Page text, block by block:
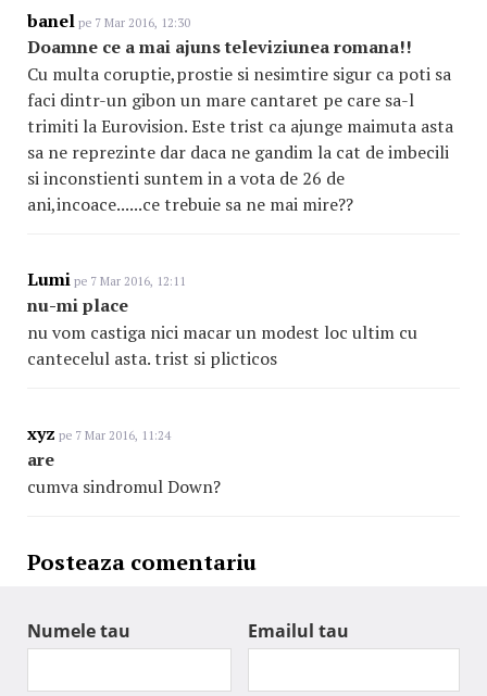
banel pe 7 Mar 2016, 12:30
Doamne ce a mai ajuns televiziunea romana!!
Cu multa coruptie,prostie si nesimtire sigur ca poti sa
faci dintr-un gibon un mare cantaret pe care sa-l
trimiti la Eurovision. Este trist ca ajunge maimuta asta
sa ne reprezinte dar daca ne gandim la cat de imbecili
si inconstienti suntem in a vota de 26 de
ani,incoace......ce trebuie sa ne mai mire??
Lumi pe 7 Mar 2016, 12:11
nu-mi place
nu vom castiga nici macar un modest loc ultim cu
cantecelul asta. trist si plicticos
xyz pe 7 Mar 2016, 11:24
are
cumva sindromul Down?
Posteaza comentariu
Numele tau Emailul tau